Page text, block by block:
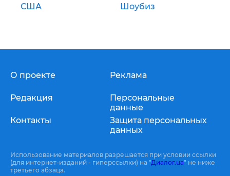
США Шоубиз
О проекте
Редакция
Контакты
Реклама
Персональные
данные
Защита персональных
данных
Использование материалов разрешается при условии ссылки
(для интернет-изданий - гиперссылки) на "Диалог.ua" не ниже
третьего абзаца.